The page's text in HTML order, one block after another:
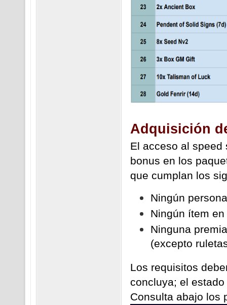
Adquisición
El acceso al speed
bonus en los
que cumplan los
Ningún
Ningún ítem
Ninguna
(excepto
Los requisitos
concluya; el
Consulta abajo los